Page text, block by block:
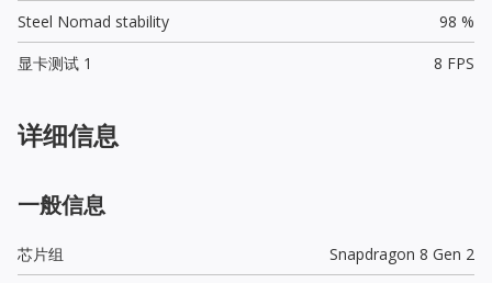
Steel Nomad stability
98 %
显卡测试 1
8 FPS
详细信息
一般信息
芯片组
Snapdragon 8 Gen 2